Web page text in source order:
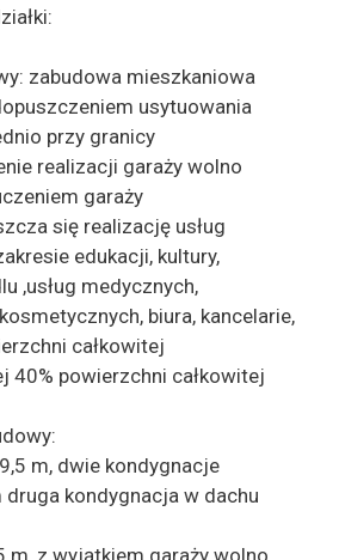
zabudowa mieszkaniowa
usytuowania
przy granicy
realizacji garaży wolno
garaży
się realizację usług
edukacji, kultury,
,usług medycznych,
biura, kancelarie,
całkowitej
40% powierzchni całkowitej
m, dwie kondygnacje
druga kondygnacja w dachu